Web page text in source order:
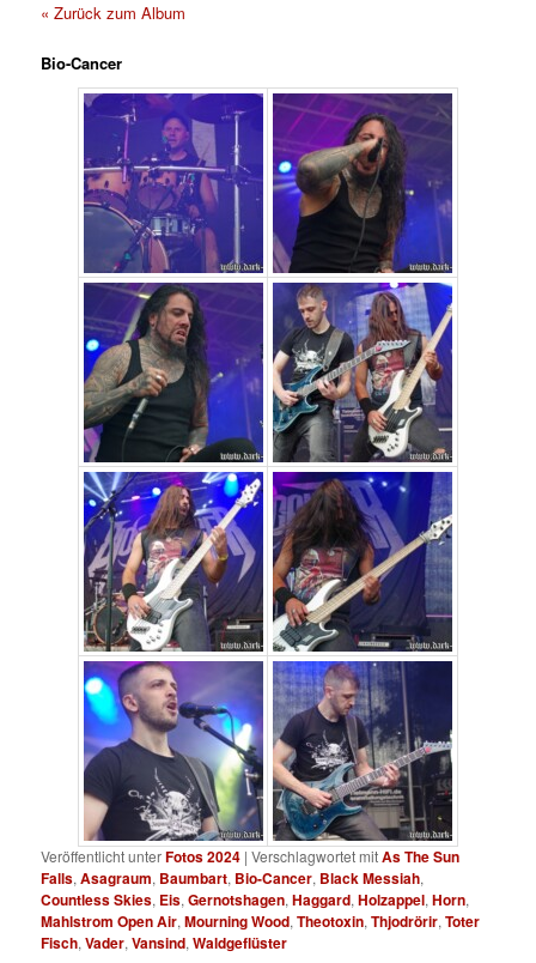
« Zurück zum Album
Bio-Cancer
Veröffentlicht unterFotos 2024 |Verschlagwortet mitAs The Sun
Falls,Asagraum, Baumbart, Bio-Cancer, Black Messiah,
Countless Skies, Eis,Gernotshagen,Haggard,Holzappel,Horn,
Mahlstrom Open Air,Mourning Wood,Theotoxin,Thjodrörir,Toter
Fisch,Vader,Vansind,Waldgeflüster